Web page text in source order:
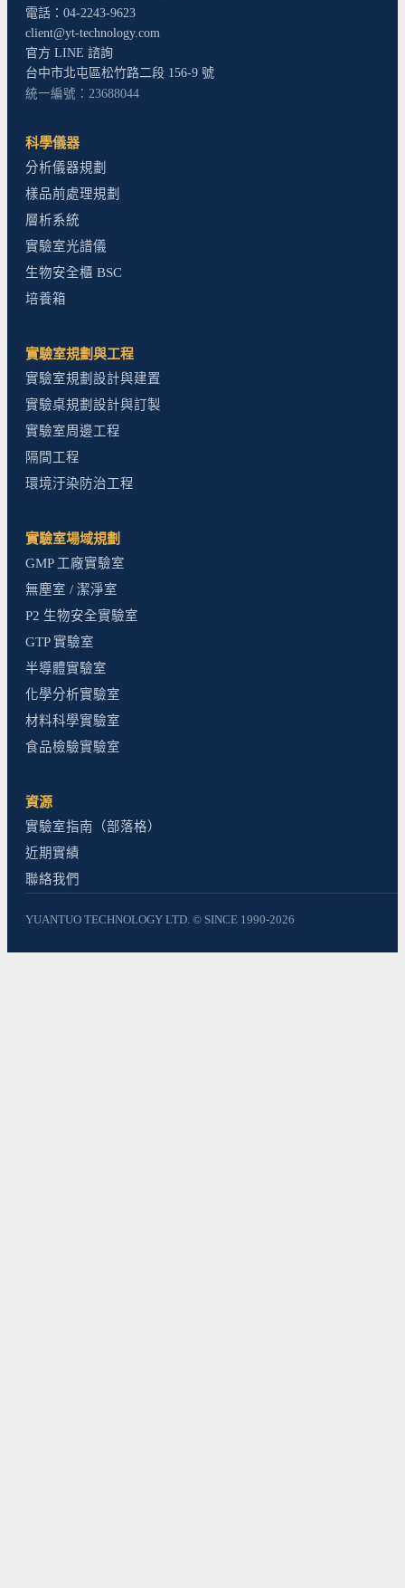
電話：04-2243-9623
client@yt-technology.com
官方 LINE 諮詢
台中市北屯區松竹路二段 156-9 號
統一編號：23688044
科學儀器
分析儀器規劃
樣品前處理規劃
層析系統
實驗室光譜儀
生物安全櫃 BSC
培養箱
實驗室規劃與工程
實驗室規劃設計與建置
實驗桌規劃設計與訂製
實驗室周邊工程
隔間工程
環境汙染防治工程
實驗室場域規劃
GMP 工廠實驗室
無塵室 / 潔淨室
P2 生物安全實驗室
GTP 實驗室
半導體實驗室
化學分析實驗室
材料科學實驗室
食品檢驗實驗室
資源
實驗室指南（部落格）
近期實績
聯絡我們
YUANTUO TECHNOLOGY LTD. © SINCE 1990-2026